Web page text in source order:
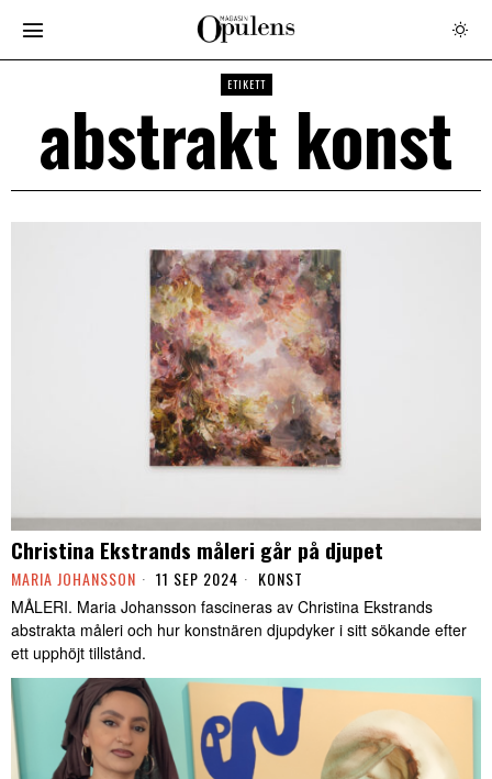
ETIKETT
abstrakt konst
Christina Ekstrands måleri går på djupet
MARIA JOHANSSON 11 SEP 2024 KONST
MÅLERI. Maria Johansson fascineras av Christina Ekstrands
abstrakta måleri och hur konstnären djupdyker i sitt sökande efter
ett upphöjt tillstånd.